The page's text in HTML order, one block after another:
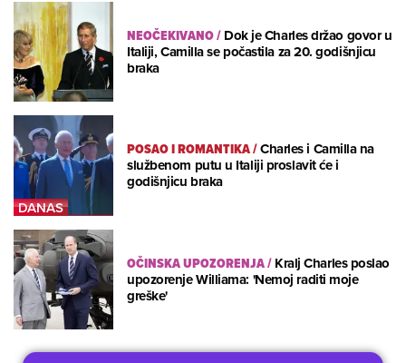
NEOČEKIVANO/Dok je Charles držao govor u
Italiji, Camilla se počastila za 20. godišnjicu
braka
POSAO I ROMANTIKA/Charles i Camilla na
službenom putu u Italiji proslavit će i
godišnjicu braka
OČINSKA UPOZORENJA/Kralj Charles poslao
upozorenje Williama: 'Nemoj raditi moje
greške'